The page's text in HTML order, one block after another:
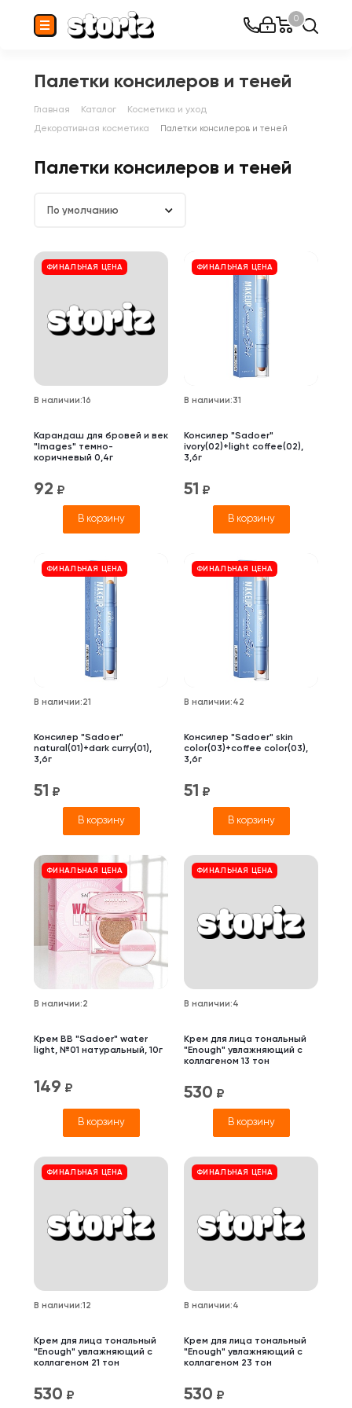
0
Палетки консилеров и теней
Главная Каталог
Косметика и уход
Декоративная косметика
Палетки консилеров и теней
Палетки консилеров и теней
По умолчанию
ФИНАЛЬНАЯ ЦЕНА
В наличии:16
Карандаш для бровей и век
"Images" темно-
коричневый 0,4г
92 ₽
В корзину
ФИНАЛЬНАЯ ЦЕНА
В наличии:31
Консилер "Sadoer"
ivory(02)+light coffee(02),
3,6г
51 ₽
В корзину
ФИНАЛЬНАЯ ЦЕНА
В наличии:21
Консилер "Sadoer"
natural(01)+dark curry(01),
3,6г
51 ₽
В корзину
ФИНАЛЬНАЯ ЦЕНА
В наличии:42
Консилер "Sadoer" skin
color(03)+coffee color(03),
3,6г
51 ₽
В корзину
ФИНАЛЬНАЯ ЦЕНА
В наличии:2
Крем BB "Sadoer" water
light, №01 натуральный, 10г
149 ₽
В корзину
ФИНАЛЬНАЯ ЦЕНА
В наличии:4
Крем для лица тональный
"Enough" увлажняющий с
коллагеном 13 тон
530 ₽
В корзину
ФИНАЛЬНАЯ ЦЕНА
В наличии:12
Крем для лица тональный
"Enough" увлажняющий с
коллагеном 21 тон
530 ₽
ФИНАЛЬНАЯ ЦЕНА
В наличии:4
Крем для лица тональный
"Enough" увлажняющий с
коллагеном 23 тон
530 ₽